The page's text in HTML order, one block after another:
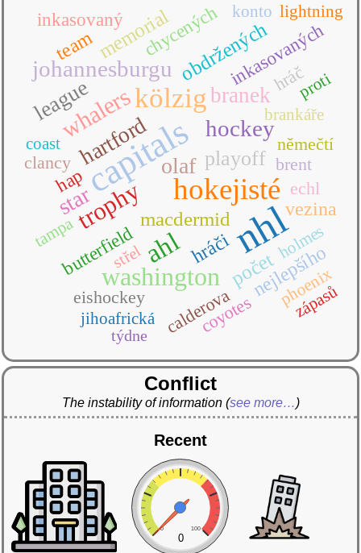
nhl
capitalshokejisté
kölzig
ahl
washington
trophy
whalers hockey
johannesburgu
hartford olaf
star
branek
league
playoff
macdermid
memorialobdržených
počet
hráči nejlepšího
team
vezina
butterfield
chycených
hap
inkasovaný inkasovaných
brent
calderova
clancy
coyotes
echl
eishockey
hráč
němečtí
brankáře
coast
holmes
jihoafrická
konto lightning
phoenix
proti
tampa
zápasů
střel
týdne
Conflict
The instability of information (see more…)
Recent
0 100
0